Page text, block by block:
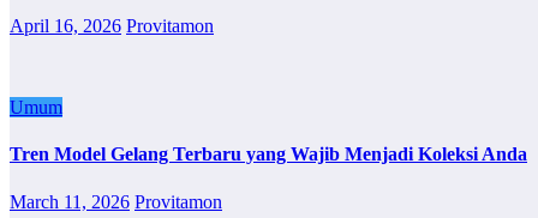
April 16, 2026 Provitamon
Umum
Tren Model Gelang Terbaru yang Wajib Menjadi Koleksi Anda
March 11, 2026 Provitamon